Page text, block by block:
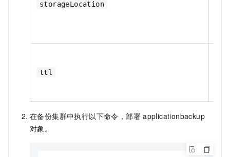
storageLocation
ttl
在备份集群中执行以下命令，部署 applicationbackup
对象。